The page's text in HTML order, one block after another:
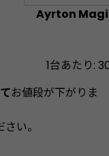
Ayrton
1台あたり:
お値段が下がりま
い。